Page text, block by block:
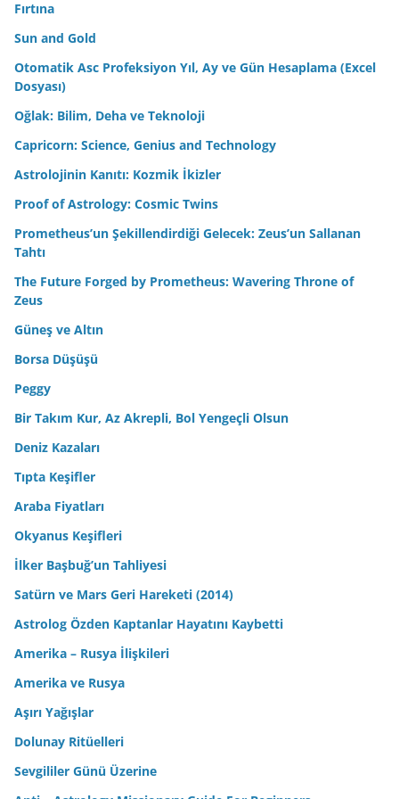
Fırtına
Sun and Gold
Otomatik Asc Profeksiyon Yıl, Ay ve Gün Hesaplama (Excel
Dosyası)
Oğlak: Bilim, Deha ve Teknoloji
Capricorn: Science, Genius and Technology
Astrolojinin Kanıtı: Kozmik İkizler
Proof of Astrology: Cosmic Twins
Prometheus’un Şekillendirdiği Gelecek: Zeus’un Sallanan
Tahtı
The Future Forged by Prometheus: Wavering Throne of
Zeus
Güneş ve Altın
Borsa Düşüşü
Peggy
Bir Takım Kur, Az Akrepli, Bol Yengeçli Olsun
Deniz Kazaları
Tıpta Keşifler
Araba Fiyatları
Okyanus Keşifleri
İlker Başbuğ’un Tahliyesi
Satürn ve Mars Geri Hareketi (2014)
Astrolog Özden Kaptanlar Hayatını Kaybetti
Amerika – Rusya İlişkileri
Amerika ve Rusya
Aşırı Yağışlar
Dolunay Ritüelleri
Sevgililer Günü Üzerine